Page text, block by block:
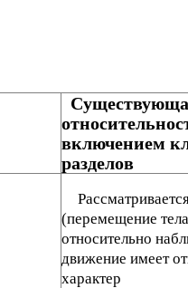
включением
разделов
(перемещение
относительно
движение имеет
характер